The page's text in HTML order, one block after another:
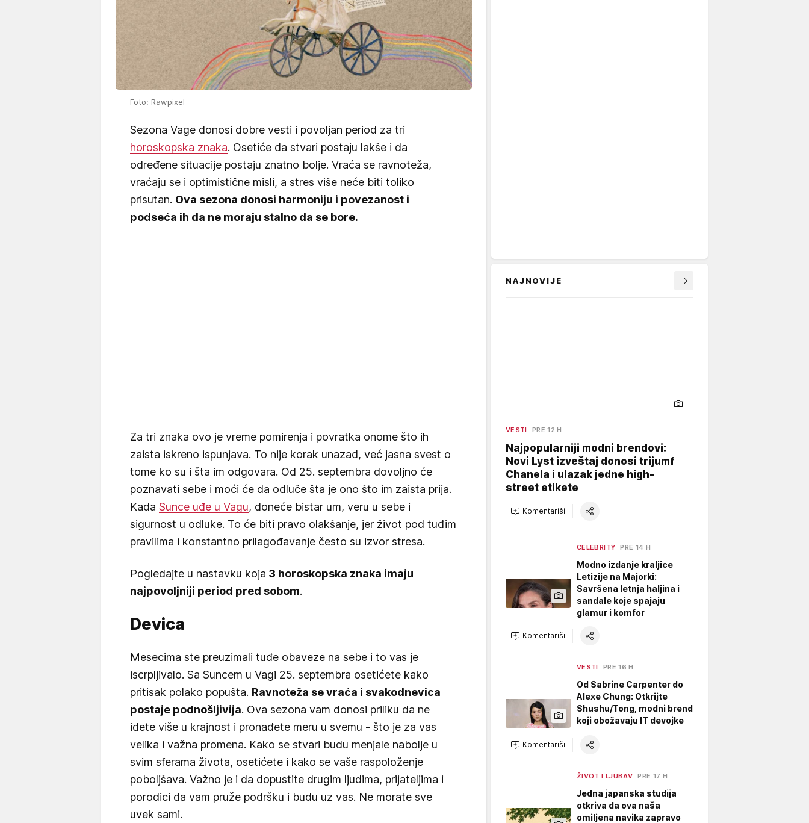
Foto: Rawpixel
Sezona Vage donosi dobre vesti i povoljan period za tri
horoskopska znaka. Osetiće da stvari postaju lakše i da
određene situacije postaju znatno bolje. Vraća se ravnoteža,
vraćaju se i optimistične misli, a stres više neće biti toliko
prisutan. Ova sezona donosi harmoniju i povezanost i
podseća ih da ne moraju stalno da se bore.
Za tri znaka ovo je vreme pomirenja i povratka onome što ih
zaista iskreno ispunjava. To nije korak unazad, već jasna svest o
tome ko su i šta im odgovara. Od 25. septembra dovoljno će
poznavati sebe i moći će da odluče šta je ono što im zaista prija.
Kada Sunce uđe u Vagu, doneće bistar um, veru u sebe i
sigurnost u odluke. To će biti pravo olakšanje, jer život pod tuđim
pravilima i konstantno prilagođavanje često su izvor stresa.
Pogledajte u nastavku koja 3 horoskopska znaka imaju
najpovoljniji period pred sobom.
Devica
Mesecima ste preuzimali tuđe obaveze na sebe i to vas je
iscrpljivalo. Sa Suncem u Vagi 25. septembra osetićete kako
pritisak polako popušta. Ravnoteža se vraća i svakodnevica
postaje podnošljivija. Ova sezona vam donosi priliku da ne
idete više u krajnost i pronađete meru u svemu - što je za vas
velika i važna promena. Kako se stvari budu menjale nabolje u
svim sferama života, osetićete i kako se vaše raspoloženje
poboljšava. Važno je i da dopustite drugim ljudima, prijateljima i
porodici da vam pruže podršku i budu uz vas. Ne morate sve
uvek sami.
NAJNOVIJE
VESTI PRE 12 H
Najpopularniji modni brendovi:
Novi Lyst izveštaj donosi trijumf
Chanela i ulazak jedne high-
street etikete
Komentariši
CELEBRITY PRE 14 H
Modno izdanje kraljice
Letizije na Majorki:
Savršena letnja haljina i
sandale koje spajaju
glamur i komfor
Komentariši
VESTI PRE 16 H
Od Sabrine Carpenter do
Alexe Chung: Otkrijte
Shushu/Tong, modni brend
koji obožavaju IT devojke
Komentariši
ŽIVOT I LJUBAV PRE 17 H
Jedna japanska studija
otkriva da ova naša
omiljena navika zapravo